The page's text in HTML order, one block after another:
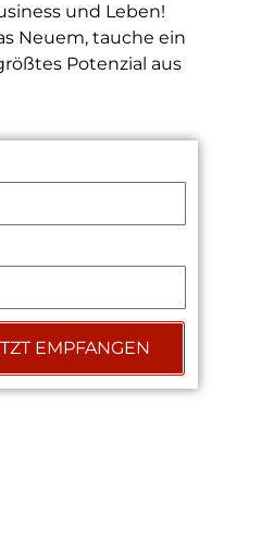
und Leben!
Neuem, tauche ein
Potenzial aus
EMPFANGEN